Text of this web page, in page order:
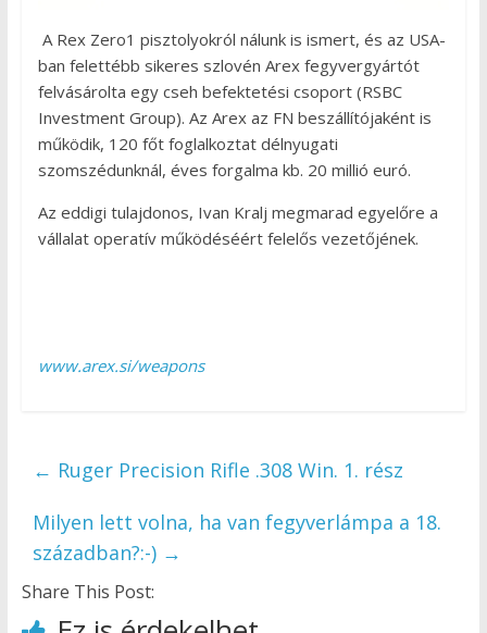
A Rex Zero1 pisztolyokról nálunk is ismert, és az USA-
ban felettébb sikeres szlovén Arex fegyvergyártót
felvásárolta egy cseh befektetési csoport (RSBC
Investment Group). Az Arex az FN beszállítójaként is
működik, 120 főt foglalkoztat délnyugati
szomszédunknál, éves forgalma kb. 20 millió euró.
Az eddigi tulajdonos, Ivan Kralj megmarad egyelőre a
vállalat operatív működéséért felelős vezetőjének.
www.arex.si/weapons
← Ruger Precision Rifle .308 Win. 1. rész
Milyen lett volna, ha van fegyverlámpa a 18.
században?:-) →
Share This Post: